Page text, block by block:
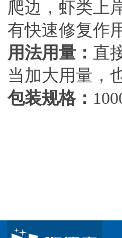
爬边，虾类上
有快速修复作
用法用量： 直
当加大用量，
包装规格：